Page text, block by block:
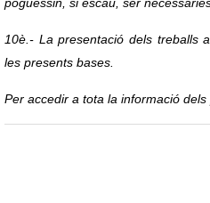
poguessin, si escau, ser
10è.- La presentació dels treballs
les presents bases.
Per accedir a tota la informació dels